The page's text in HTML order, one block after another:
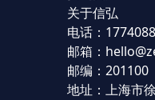
关于信弘
电话：
邮箱：
邮编：201100
地址：上海市